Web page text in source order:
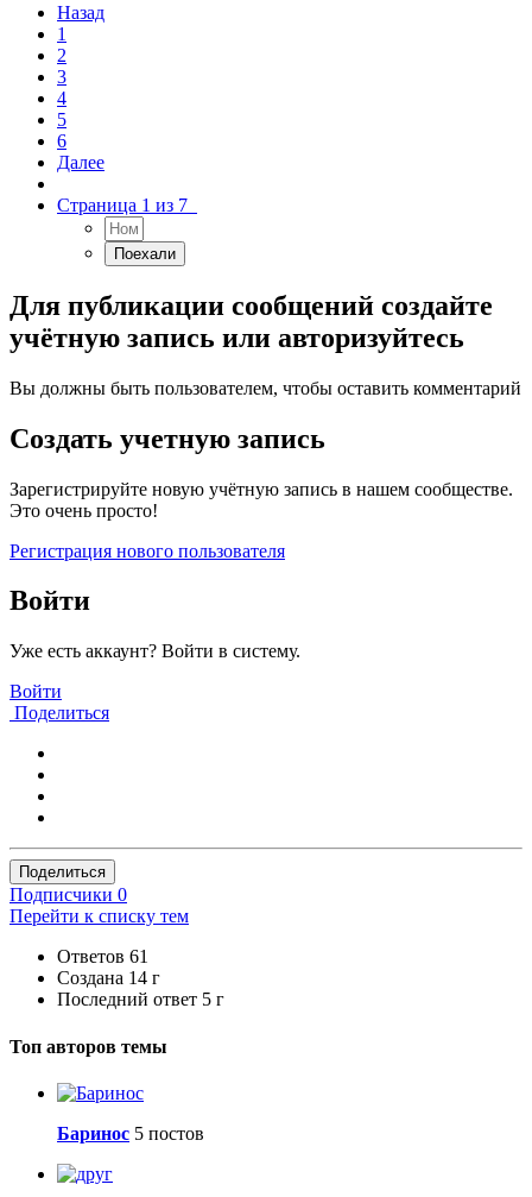
Назад
1
2
3
4
5
6
Далее
Страница 1 из 7
Для публикации сообщений создайте
учётную запись или авторизуйтесь
Вы должны быть пользователем, чтобы оставить комментарий
Создать учетную запись
Зарегистрируйте новую учётную запись в нашем сообществе.
Это очень просто!
Регистрация нового пользователя
Войти
Уже есть аккаунт? Войти в систему.
Войти
Поделиться
Поделиться
Подписчики 0
Перейти к списку тем
Ответов 61
Создана 14 г
Последний ответ 5 г
Топ авторов темы
Баринос 5 постов